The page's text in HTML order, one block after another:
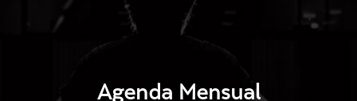
Agenda Mensual